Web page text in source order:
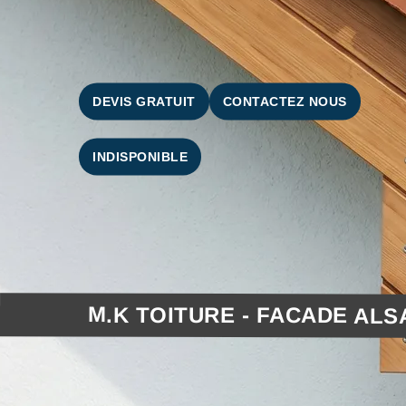
DEVIS GRATUIT CONTACTEZ NOUS
INDISPONIBLE
M.K TOITURE - FACADE